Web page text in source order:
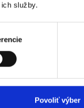
služby.
Povoliť výber
zdrojů, který
pracovat
zároveň je
v síti se